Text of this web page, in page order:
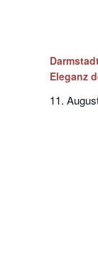
Eleganz
11.